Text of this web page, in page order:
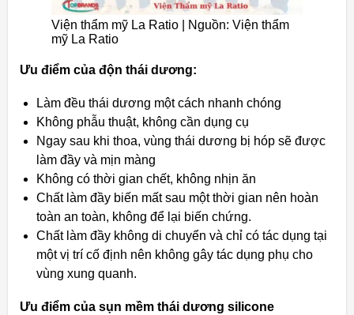
Viện thẩm mỹ La Ratio | Nguồn: Viện thẩm
mỹ La Ratio
Ưu điểm của độn thái dương:
Làm đều thái dương một cách nhanh chóng
Không phẫu thuật, không cần dụng cụ
Ngay sau khi thoa, vùng thái dương bị hóp sẽ được
làm đầy và mịn màng
Không có thời gian chết, không nhịn ăn
Chất làm đầy biến mất sau một thời gian nên hoàn
toàn an toàn, không để lại biến chứng.
Chất làm đầy không di chuyển và chỉ có tác dụng tại
một vị trí cố định nên không gây tác dụng phụ cho
vùng xung quanh.
Ưu điểm của sụn mềm thái dương silicone